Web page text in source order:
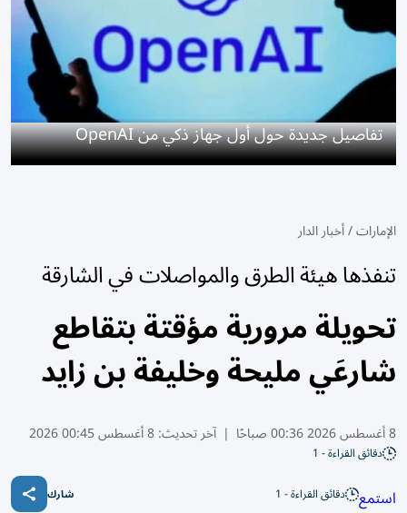
تفاصيل جديدة حول أول جهاز ذكي من OpenAI
الإمارات/أخبار الدار
تنفذها هيئة الطرق والمواصلات في الشارقة
تحويلة مرورية مؤقتة بتقاطع
شارعَي مليحة وخليفة بن زايد
8 أغسطس 2026 00:36 صباحًا | آخر تحديث:8 أغسطس 00:45 2026
دقائق القراءة - 1
استمع دقائق القراءة - 1 شارك